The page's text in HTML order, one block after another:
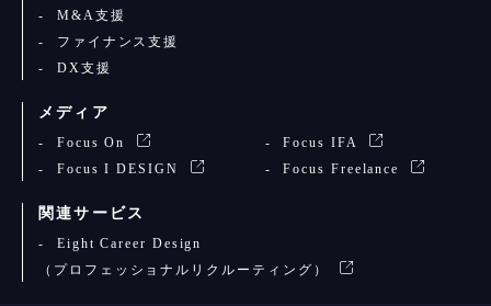
M&A支援
ファイナンス支援
DX支援
メディア
Focus On
Focus IFA
Focus I DESIGN
Focus Freelance
関連サービス
Eight Career Design
（プロフェッショナルリクルーティング）